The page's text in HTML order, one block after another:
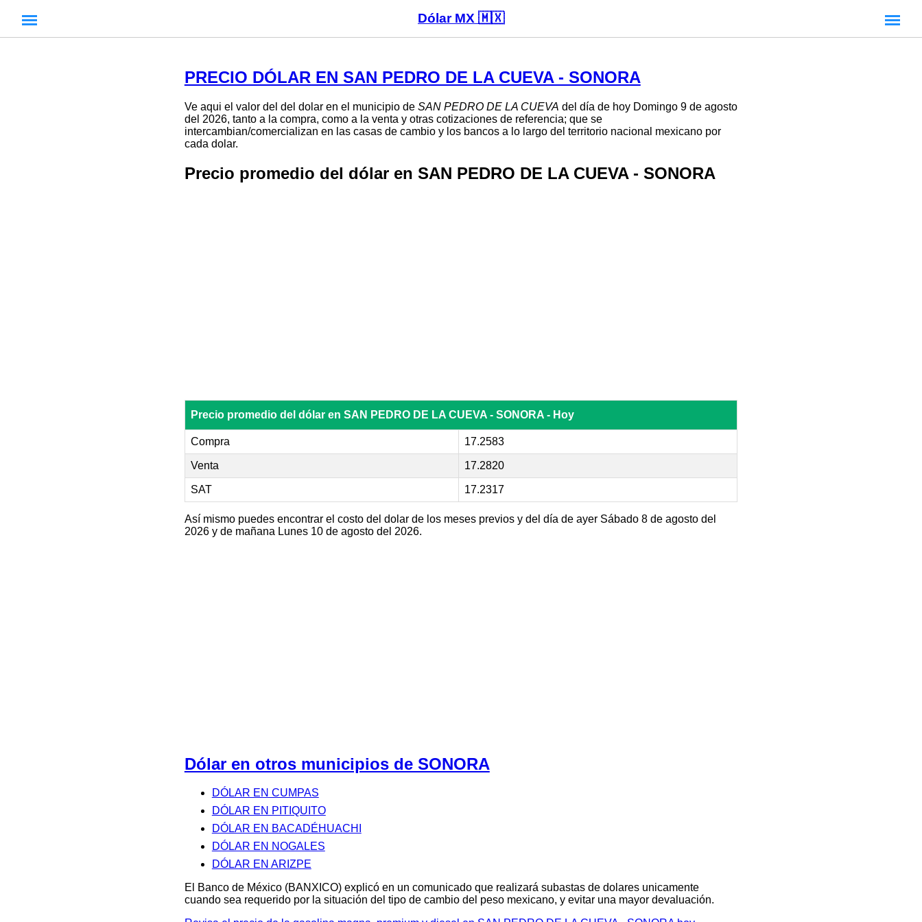
Dólar MX 🇲🇽
PRECIO DÓLAR EN SAN PEDRO DE LA CUEVA - SONORA
Ve aqui el valor del del dolar en el municipio de SAN PEDRO DE LA CUEVA del día de hoy Domingo 9 de agosto
del 2026, tanto a la compra, como a la venta y otras cotizaciones de referencia; que se
intercambian/comercializan en las casas de cambio y los bancos a lo largo del territorio nacional mexicano por
cada dolar.
Precio promedio del dólar en SAN PEDRO DE LA CUEVA - SONORA
Precio promedio del dólar en SAN PEDRO DE LA CUEVA - SONORA - Hoy
Compra 17.2583
Venta 17.2820
SAT 17.2317
Así mismo puedes encontrar el costo del dolar de los meses previos y del día de ayer Sábado 8 de agosto del
2026 y de mañana Lunes 10 de agosto del 2026.
Dólar en otros municipios de SONORA
DÓLAR EN CUMPAS
DÓLAR EN PITIQUITO
DÓLAR EN BACADÉHUACHI
DÓLAR EN NOGALES
DÓLAR EN ARIZPE
El Banco de México (BANXICO) explicó en un comunicado que realizará subastas de dolares unicamente
cuando sea requerido por la situación del tipo de cambio del peso mexicano, y evitar una mayor devaluación.